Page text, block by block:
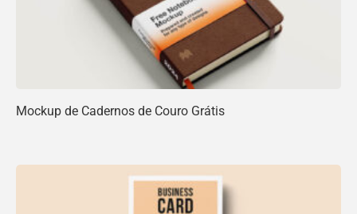
Mockup de Cadernos de Couro Grátis